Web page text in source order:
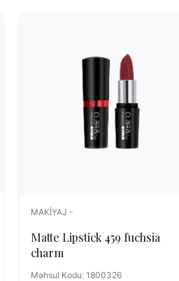
MAKIYAJ -
Matte Lipstick 459 fuchsia
charm
Məhsul Kodu: 1800326